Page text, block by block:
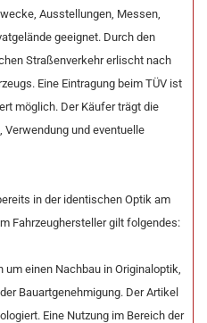
Ausstellungen, Messen,
geeignet. Durch den
Straßenverkehr erlischt nach
Eine Eintragung beim TÜV ist
möglich. Der Käufer trägt die
und eventuelle
in der identischen Optik am
Fahrzeughersteller gilt folgendes:
einen Nachbau in Originaloptik,
Bauartgenehmigung. Der Artikel
Eine Nutzung im Bereich der